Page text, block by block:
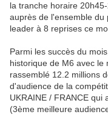
la tranche horaire
auprès de l'ensemble
leader à 8 reprises ce
Parmi les succès du
historique de M6 avec le
rassemblé 12.2 millions
d'audience de la
UKRAINE / FRANCE
(3ème meilleure